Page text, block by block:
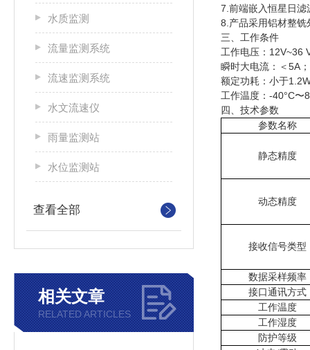
水质监测
流量监测系统
流速监测系统
水文流速仪
雨量监测站
水位监测站
查看全部
相关文章
RELATED ARTICLES
7.前端嵌入恒星日
8.产品采用铝材整
三、工作条件
工作电压： 12V~36
瞬时大电流：＜5A
额定功耗：小于
工作温度： -40°C〜
四、技术参数
参数名称
静态精度
动态精度
接收信号类型
数据采样频率
接口通讯方式
工作温度
工作湿度
防护等级